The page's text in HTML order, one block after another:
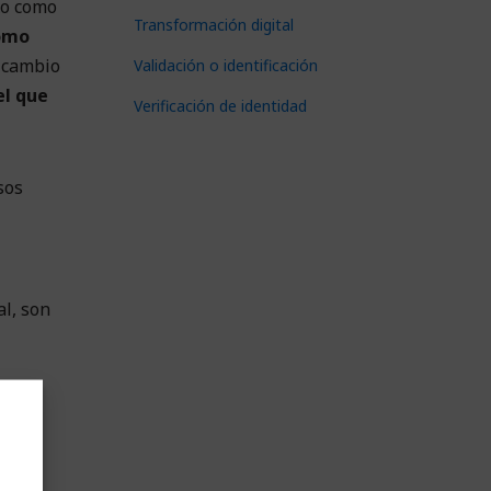
como
que
son
Transformación digital
Validación o identificación
Verificación de identidad